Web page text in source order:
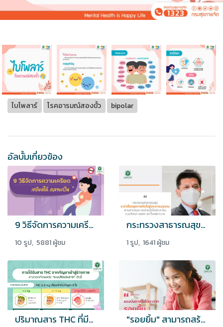
ไบโพลาร์ โรคอารมณ์สองขั้ว bipolar
อัลบั้มเกี่ยวข้อง
9 วิธีจัดการความเครียดในช่วงสถานการณ์การระบาด COVID-19 'เครียดได้...คลายเป็น'
10 รูป, 5881 ผู้ชม
กระทรวงสาธารณสุขจะนำเรื่องสุขภาพจิตไปสู่ประชาชนทุกคน ผ่านสามหมอ...
1 รูป, 1641 ผู้ชม
ปริมาณสาร THC ที่มีผลต่อระบบประสาท "รอยยิ้ม" สามารถสร้างแรงบันดาลใจได้